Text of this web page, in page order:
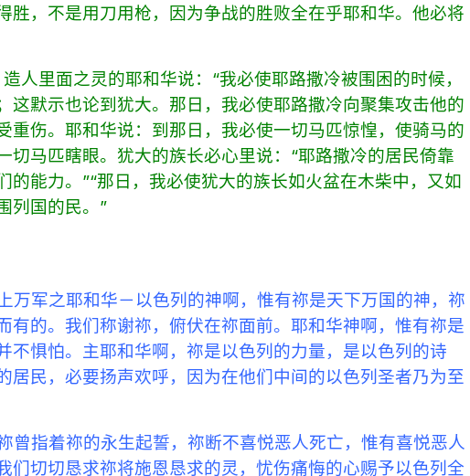
胜，不是用刀用枪，因为争战的胜败全在乎耶和华。他必将
人里面之灵的耶和华说：“我必使耶路撒冷被围困的时候，
这默示也论到犹大。那日，我必使耶路撒冷向聚集攻击他的
重伤。耶和华说：到那日，我必使一切马匹惊惶，使骑马的
切马匹瞎眼。犹大的族长必心里说：“耶路撒冷的居民倚靠
的能力。”“那日，我必使犹大的族长如火盆在木柴中，又如
列国的民。”
军之耶和华－以色列的神啊，惟有祢是天下万国的神，祢
有的。我们称谢祢，俯伏在祢面前。耶和华神啊，惟有祢是
不惧怕。主耶和华啊，祢是以色列的力量，是以色列的诗
居民，必要扬声欢呼，因为在他们中间的以色列圣者乃为至
指着祢的永生起誓，祢断不喜悦恶人死亡，惟有喜悦恶人
们切切恳求祢将施恩恳求的灵，忧伤痛悔的心赐予以色列全